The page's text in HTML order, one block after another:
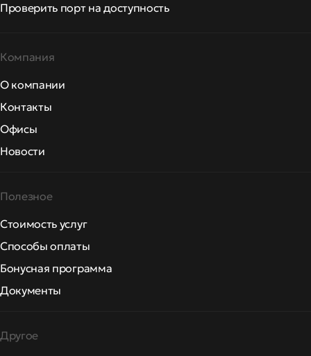
Проверить порт на доступность
Компания
О компании
Контакты
Офисы
Новости
Полезное
Стоимость услуг
Способы оплаты
Бонусная программа
Документы
Другое